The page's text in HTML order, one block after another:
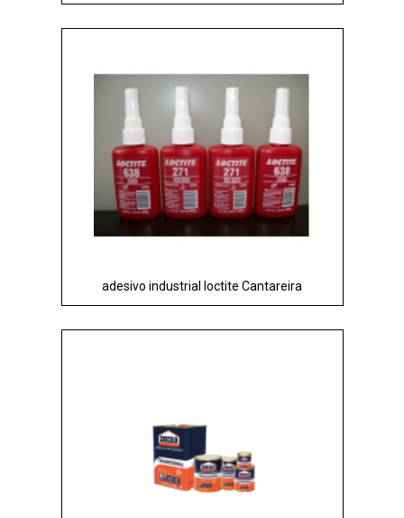
adesivo industrial loctite Cantareira